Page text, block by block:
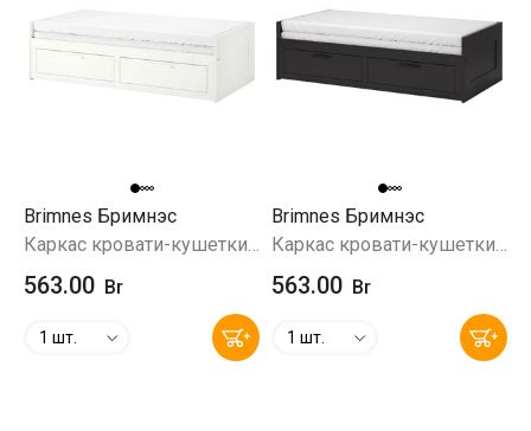
Brimnes Бримнэс
Каркас кровати-кушетки с 2 ящиками, белый, 80x200 см
563.00 Br
1 шт.
Brimnes Бримнэс
Каркас кровати-кушетки с 2 ящиками, черный, 80x200 см
563.00 Br
1 шт.